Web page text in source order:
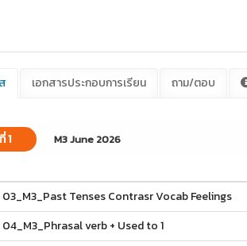
เอกสารประกอบการเรียน ถาม/ตอบ
1 M3 June 2026
Tenses Contrasr Vocab Feelings
verb + Used to 1